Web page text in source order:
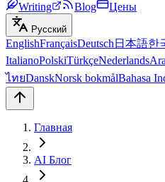
Writing
Blog Цены
Русский
EnglishFrançaisDeutsch 日本語한
ItalianoPolskiTürkçeNederlands
ไทยDanskNorsk bokmålBahasa
Главная
AI Блог